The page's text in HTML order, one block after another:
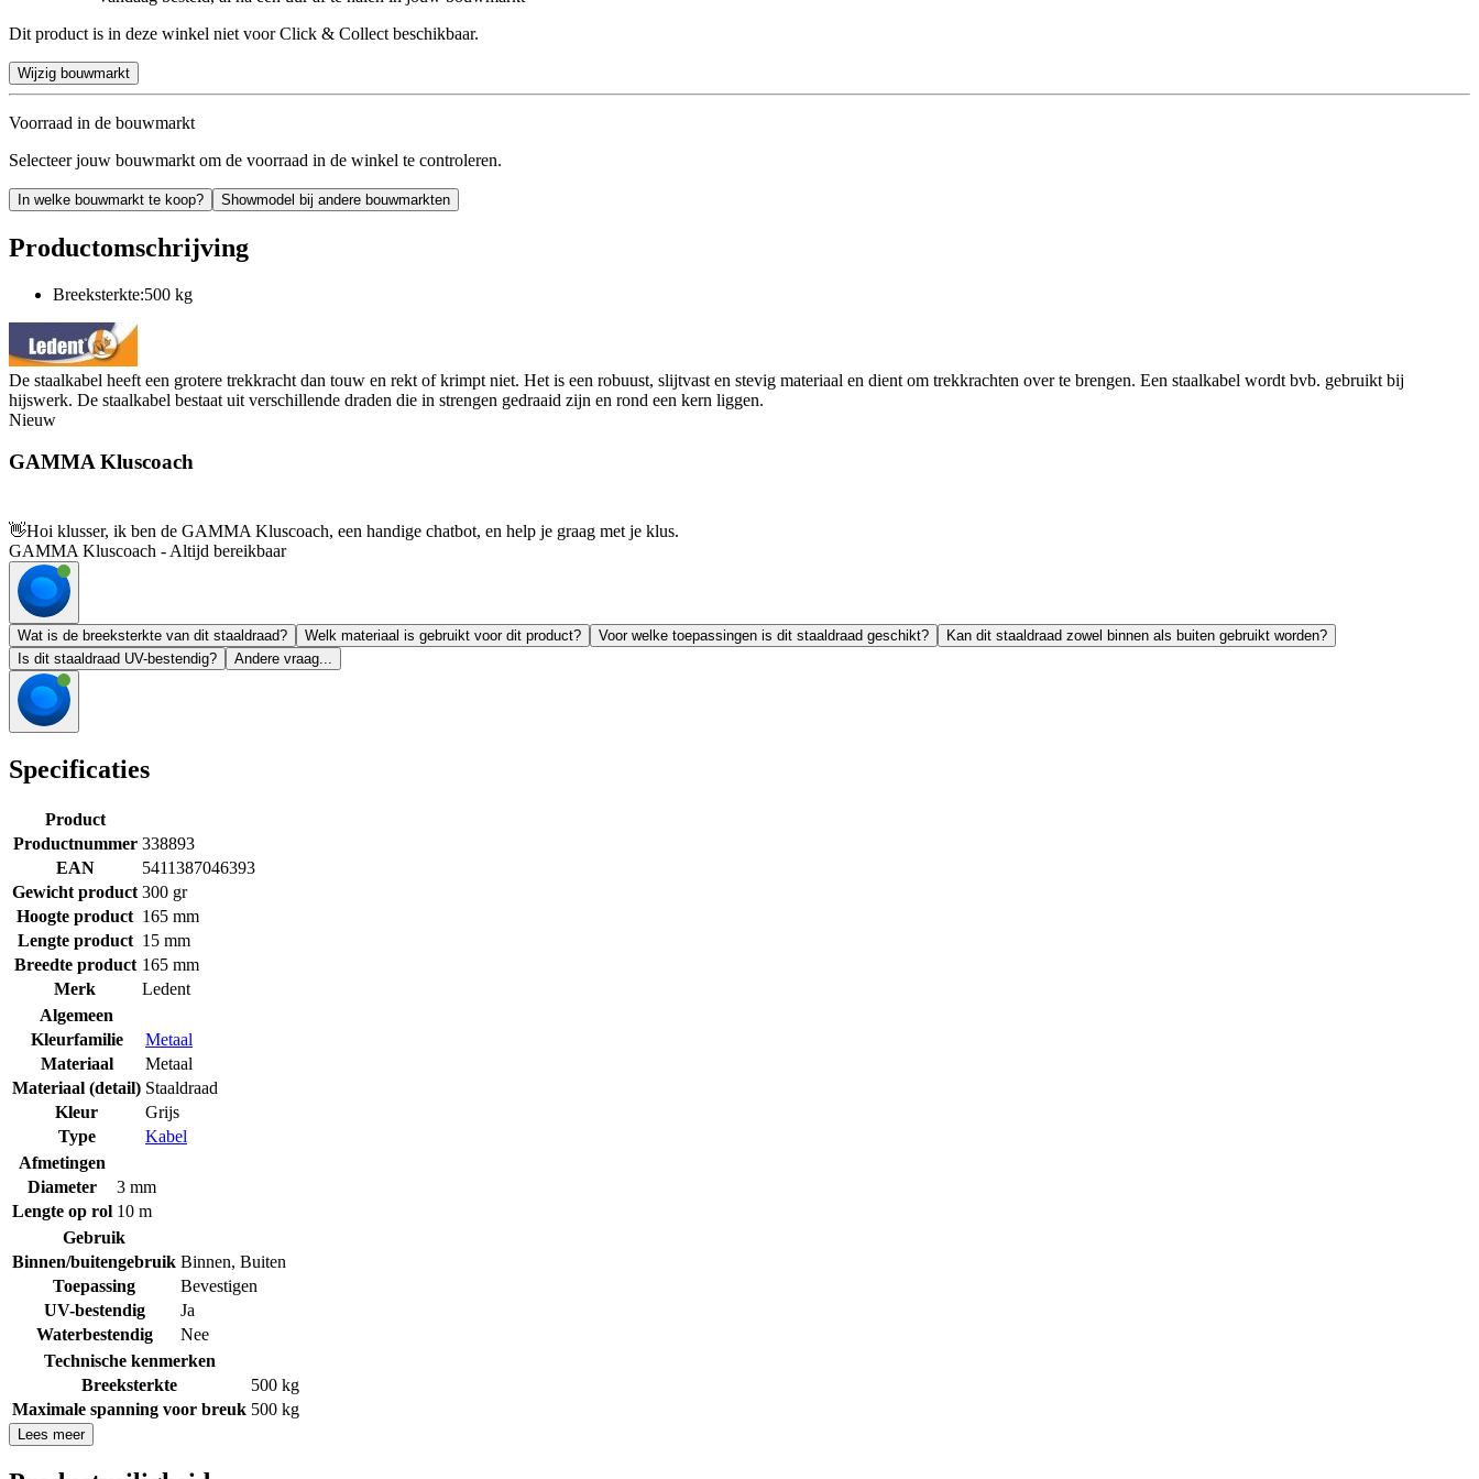
Dit product is in deze winkel niet voor Click & Collect beschikbaar.
Wijzig bouwmarkt
Voorraad in de bouwmarkt
Selecteer jouw bouwmarkt om de voorraad in de winkel te controleren.
In welke bouwmarkt te koop? Showmodel bij andere bouwmarkten
Productomschrijving
Breeksterkte:500 kg
De staalkabel heeft een grotere trekkracht dan touw en rekt of krimpt niet. Het is een robuust, slijtvast en stevig materiaal en dient om trekkrachten over te brengen. Een staalkabel wordt bvb. gebruikt bij
hijswerk. De staalkabel bestaat uit verschillende draden die in strengen gedraaid zijn en rond een kern liggen.
Nieuw
GAMMA Kluscoach
👋Hoi klusser, ik ben de GAMMA Kluscoach, een handige chatbot, en help je graag met je klus.
GAMMA Kluscoach - Altijd bereikbaar
Wat is de breeksterkte van dit staaldraad? Welk materiaal is gebruikt voor dit product? Voor welke toepassingen is dit staaldraad geschikt?
Kan dit staaldraad zowel binnen als buiten gebruikt worden?
Is dit staaldraad UV-bestendig?
Andere vraag...
Specificaties
Product
Productnummer 338893
EAN
5411387046393
Gewicht product 300 gr
Hoogte product 165 mm
Lengte product 15 mm
Breedte product 165 mm
Merk
Ledent
Algemeen
Kleurfamilie
Metaal
Materiaal
Metaal
Materiaal (detail) Staaldraad
Kleur
Grijs
Type
Kabel
Afmetingen
Diameter
3 mm
Lengte op rol 10 m
Gebruik
Binnen/buitengebruik Binnen, Buiten
Toepassing
Bevestigen
UV-bestendig
Ja
Waterbestendig
Nee
Technische kenmerken
Breeksterkte
500 kg
Maximale spanning voor breuk 500 kg
Lees meer